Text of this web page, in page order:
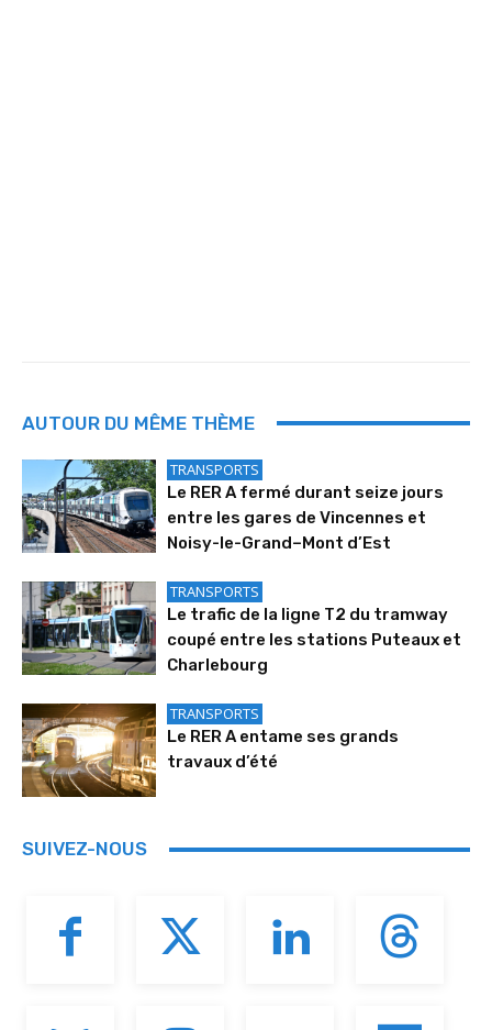
AUTOUR DU MÊME THÈME
TRANSPORTS
Le RER A fermé durant seize jours
entre les gares de Vincennes et
Noisy-le-Grand–Mont d’Est
TRANSPORTS
Le trafic de la ligne T2 du tramway
coupé entre les stations Puteaux et
Charlebourg
TRANSPORTS
Le RER A entame ses grands
travaux d’été
SUIVEZ-NOUS